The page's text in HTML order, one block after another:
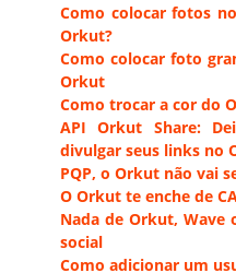
Como colocar fotos
Orkut?
Como colocar foto
Orkut
Como trocar a cor do
API Orkut Share:
divulgar seus links no
PQP, o Orkut não vai
O Orkut te enche de
Nada de Orkut, Wave
social
Como adicionar um